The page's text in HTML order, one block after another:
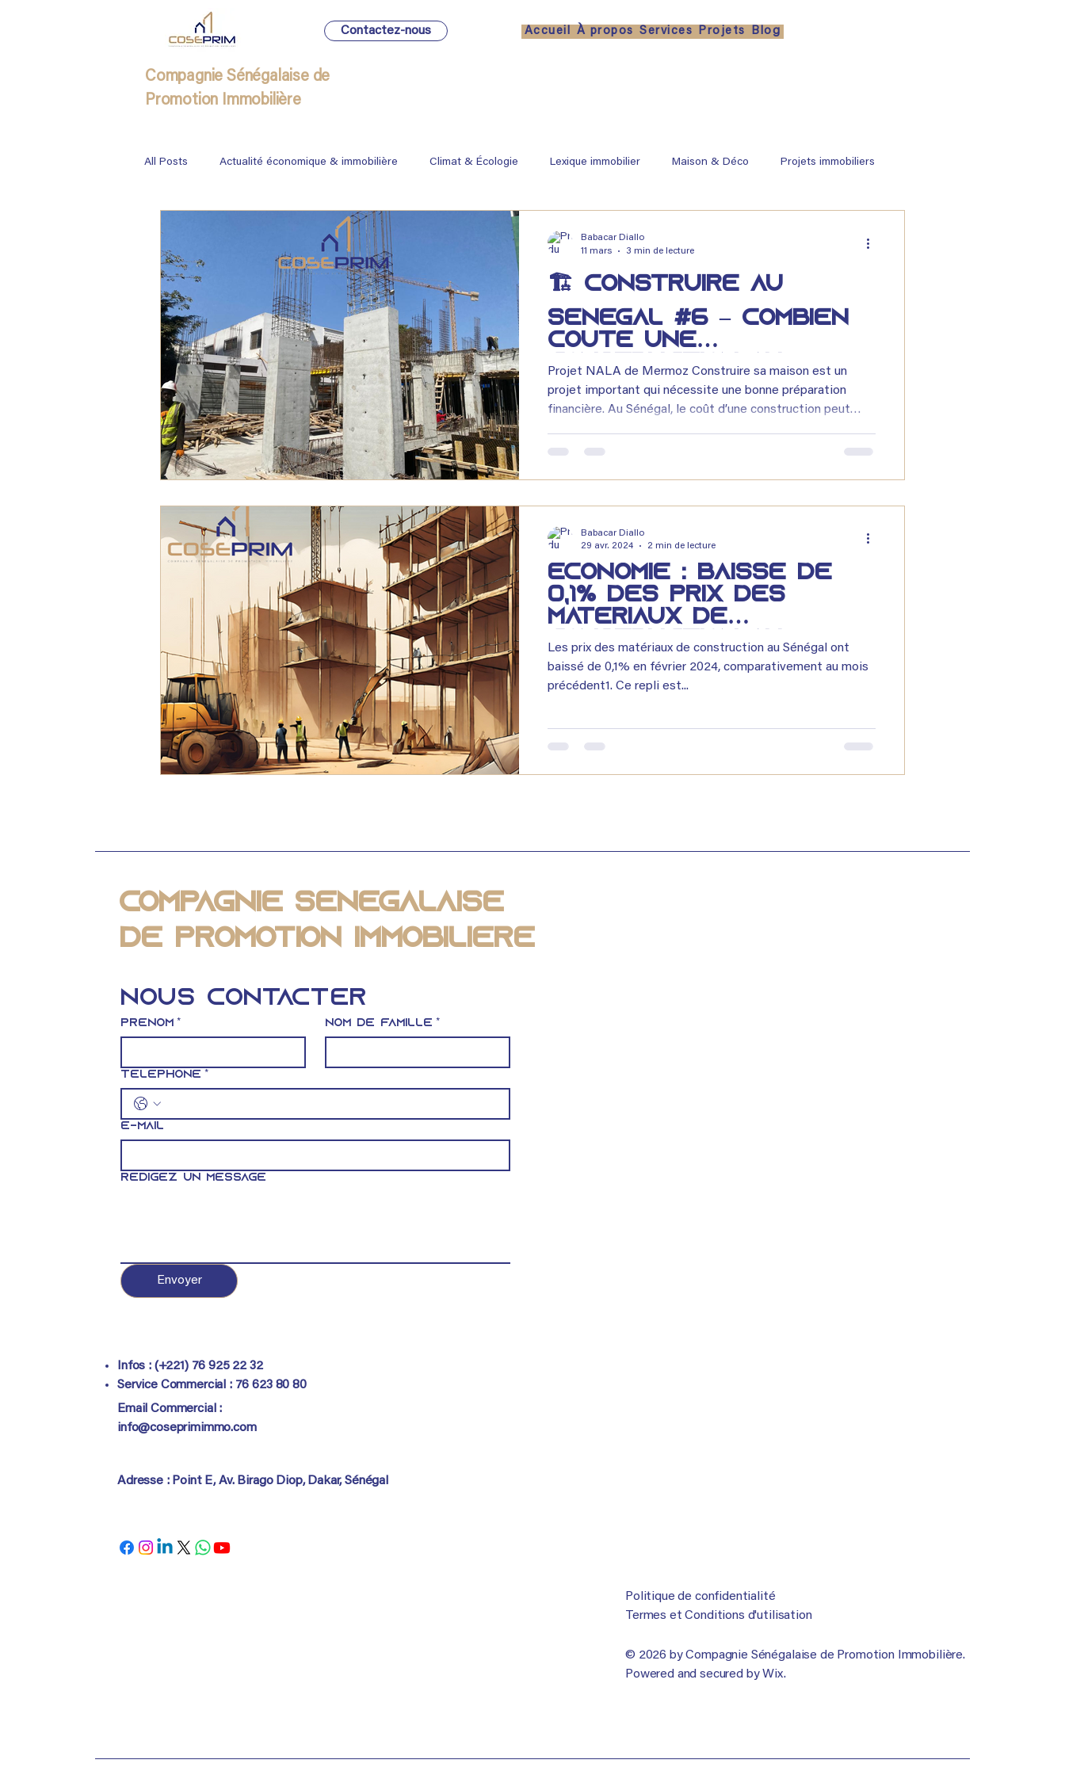
Compagnie Sénégalaise de
Promotion Immobilière
Contactez-nous Accueil À propos Services Projets Blog
All Posts Actualité économique & immobilière Climat & Écologie Lexique immobilier Maison & Déco Projets immobiliers
🏗️ Construire au
Sénégal #6 – Combien
coûte une
construction au
Sénégal ?
Projet NALA de Mermoz Construire sa maison est un
projet important qui nécessite une bonne préparation
financière. Au Sénégal, le coût d’une construction peut
localisation du terrain, la qualité des matériaux, la
budget permet d’éviter les mauvaises surprises et
Babacar Diallo
11 mars
3 min de lecture
Économie : Baisse de
0,1% des prix des
matériaux de
construction au
Sénégal
Les prix des matériaux de construction au Sénégal ont
baissé de 0,1% en février 2024, comparativement au mois
précédent1. Ce repli est...
Babacar Diallo
29 avr. 2024
2 min de lecture
Compagnie Sénégalaise
de Promotion Immobilière
Nous contacter
Prénom * Nom de famille *
Téléphone *
E-mail
Rédigez un message
Envoyer
Infos : (+221) 76 925 22 32
Service Commercial : 76 623 80 80
Email Commercial :
info@coseprimimmo.com
Adresse : Point E, Av. Birago Diop, Dakar, Sénégal
Politique de confidentialité
Termes et Conditions d'utilisation
© 2026 by Compagnie Sénégalaise de Promotion Immobilière.
Powered and secured byWix.